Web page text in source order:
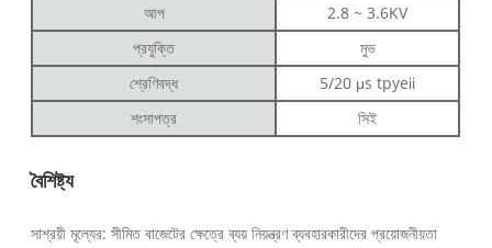
আপ
2.8 ~ 3.6KV
প্রযুক্তি
মুভ
শ্রেণিবদ্ধ
5/20 μs tpyeⅱ
শংসাপত্র
সিই
বৈশিষ্ট্য
সাশ্রয়ী মূল্যের: সীমিত বাজেটের ক্ষেত্রে ব্যয় নিয়ন্ত্রণ ব্যবহারকারীদের প্রয়োজনীয়তা